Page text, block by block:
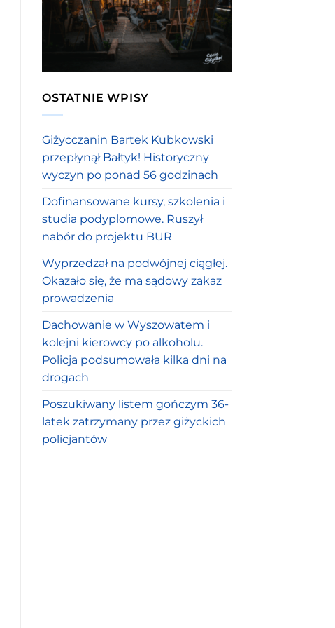
OSTATNIE WPISY
Giżycczanin Bartek Kubkowski
przepłynął Bałtyk! Historyczny
wyczyn po ponad 56 godzinach
Dofinansowane kursy, szkolenia i
studia podyplomowe. Ruszył
nabór do projektu BUR
Wyprzedzał na podwójnej ciągłej.
Okazało się, że ma sądowy zakaz
prowadzenia
Dachowanie w Wyszowatem i
kolejni kierowcy po alkoholu.
Policja podsumowała kilka dni na
drogach
Poszukiwany listem gończym 36-
latek zatrzymany przez giżyckich
policjantów